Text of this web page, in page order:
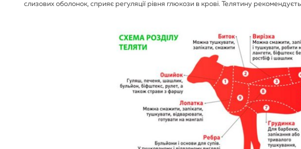
слизових оболонок, сприяє регуляції рівня глюкози в крові. Телятину